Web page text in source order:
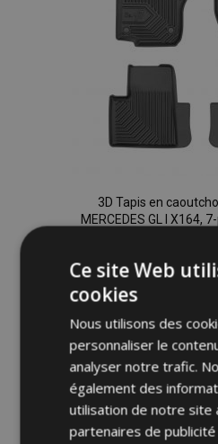
3D Tapis en
MERCEDES GL I X164,
52,95 €
Ce site Web
cookies
Nous utilisons des
personnaliser le
analyser notre trafic.
également des
utilisation de notre site
partenaires de